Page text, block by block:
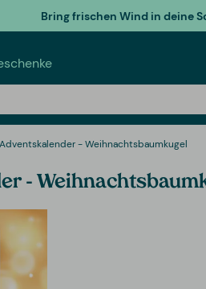
Bring frischen Wind in deine
- Weihnachtsbaumkugel
-